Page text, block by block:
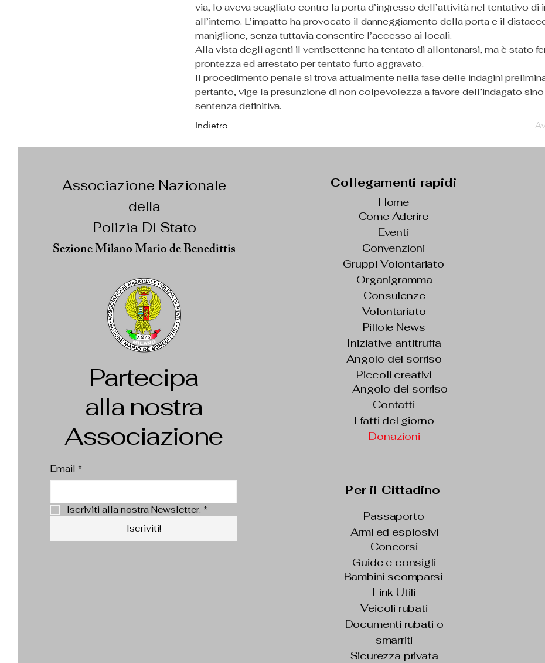
via, lo aveva scagliato contro la porta d’ingresso dell’attività nel tentativo di
all’interno. L’impatto ha provocato il danneggiamento della porta e il
maniglione, senza tuttavia consentire l’accesso ai locali.
Alla vista degli agenti il ventisettenne ha tentato di allontanarsi, ma è stato
prontezza ed arrestato per tentato furto aggravato.
Il procedimento penale si trova attualmente nella fase delle indagini
pertanto, vige la presunzione di non colpevolezza a favore dell’indagato
sentenza definitiva.
Indietro
Associazione Nazionale
della
Polizia Di Stato
Sezione Milano Mario de Benedittis
Partecipa
alla nostra
Associazione
Email *
Iscriviti alla nostra Newsletter. *
Iscriviti!
Collegamenti rapidi
Come Aderire
Home
Eventi
Convenzioni
Gruppi Volontariato
Organigramma
Consulenze
Volontariato
Pillole News
Iniziative antitruffa
Angolo del sorriso
Angolo del sorriso
Piccoli creativi
Contatti
I fatti del giorno
Donazioni
Per il Cittadino
Passaporto
Armi ed esplosivi
Concorsi
Guide e consigli
Bambini scomparsi
Link Utili
Veicoli rubati
Documenti rubati o
smarriti
Sicurezza privata